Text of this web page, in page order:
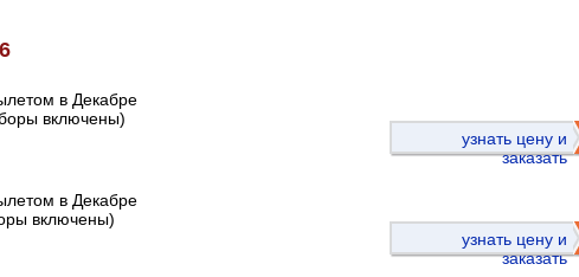
в Декабре
включены)
узнать цену и
заказать
в Декабре
включены)
узнать цену и
заказать